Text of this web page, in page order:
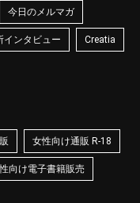
今日のメルマガ
インタビュー Creatia
女性向け通販 R-18
向け電子書籍販売